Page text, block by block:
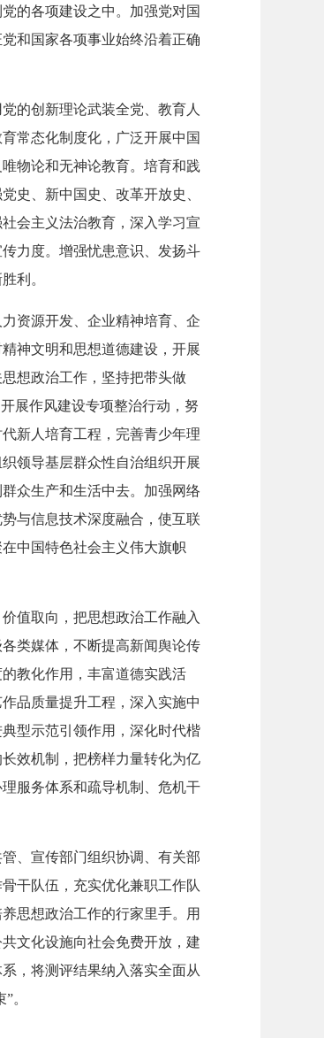
的各项建设之中。加强党对国
和国家各项事业始终沿着正确
的创新理论武装全党、教育人
常态化制度化，广泛开展中国
物论和无神论教育。培育和践
史、新中国史、改革开放史、
会主义法治教育，深入学习宣
力度。增强忧患意识、发扬斗
利。
资源开发、企业精神培育、企
神文明和思想道德建设，开展
想政治工作，坚持把带头做
展作风建设专项整治行动，努
新人培育工程，完善青少年理
领导基层群众性自治组织开展
众生产和生活中去。加强网络
与信息技术深度融合，使互联
中国特色社会主义伟大旗帜
值取向，把思想政治工作融入
类媒体，不断提高新闻舆论传
教化作用，丰富道德实践活
品质量提升工程，深入实施中
型示范引领作用，深化时代楷
效机制，把榜样力量转化为亿
服务体系和疏导机制、危机干
、宣传部门组织协调、有关部
干队伍，充实优化兼职工作队
思想政治工作的行家里手。用
文化设施向社会免费开放，建
，将测评结果纳入落实全面从
。